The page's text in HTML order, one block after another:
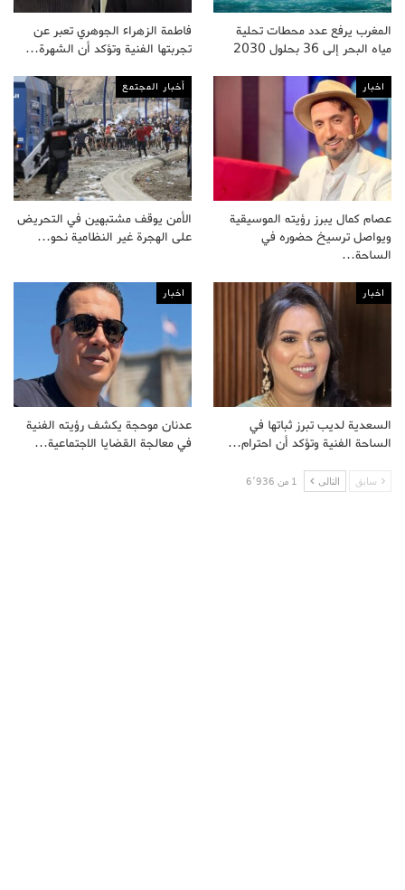
المغرب يرفع عدد محطات تحلية
مياه البحر إلى 36 بحلول 2030
فاطمة الزهراء الجوهري تعبر عن
تجربتها الفنية وتؤكد أن الشهرة…
اخبار
عصام كمال يبرز رؤيته الموسيقية
ويواصل ترسيخ حضوره في
الساحة…
أخبار المجتمع
الأمن يوقف مشتبهين في التحريض
على الهجرة غير النظامية نحو…
اخبار
السعدية لديب تبرز ثباتها في
الساحة الفنية وتؤكد أن احترام…
اخبار
عدنان موحجة يكشف رؤيته الفنية
في معالجة القضايا الاجتماعية…
سابق التالى 1 من 6٬936